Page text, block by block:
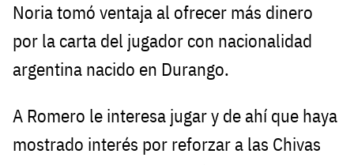
Noria tomó ventaja al ofrecer más dinero
por la carta del jugador con nacionalidad
argentina nacido en Durango.
A Romero le interesa jugar y de ahí que haya
mostrado interés por reforzar a las Chivas